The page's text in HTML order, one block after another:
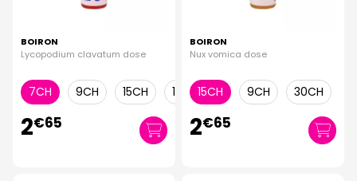
BOIRON
Lycopodium clavatum dose
7CH 9CH 15CH 12CH 30CH
2€65
BOIRON
Nux vomica dose
15CH 9CH 30CH
2€65